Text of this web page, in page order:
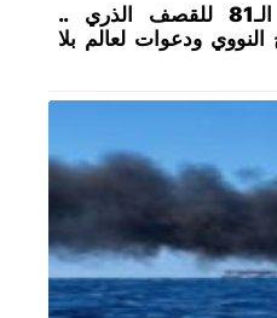
هيروشيما تحيي الذكرى الـ81 للقصف الذري ..
ودعوات لعالم بلا